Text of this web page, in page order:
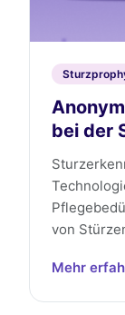
bei der
von
Mehr